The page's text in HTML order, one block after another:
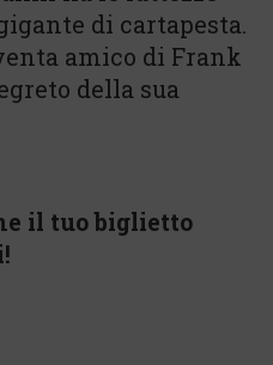
di cartapesta.
amico di Frank
della sua
il tuo biglietto